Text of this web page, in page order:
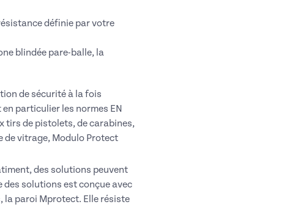
définie par votre
blindée pare-balle, la
de sécurité à la fois
particulier les normes EN
tirs de pistolets, de carabines,
de vitrage, Modulo Protect
des solutions peuvent
des solutions est conçue avec
la paroi Mprotect. Elle résiste